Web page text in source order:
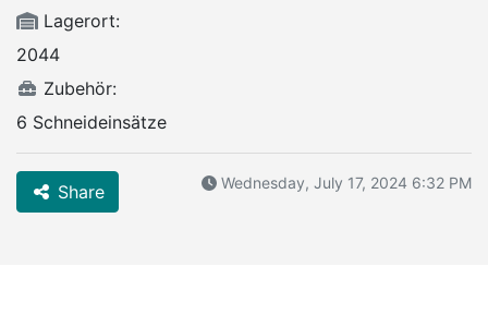
Lagerort:
2044
Zubehör:
6 Schneideinsätze
Share Wednesday, July 17, 2024 6:32 PM